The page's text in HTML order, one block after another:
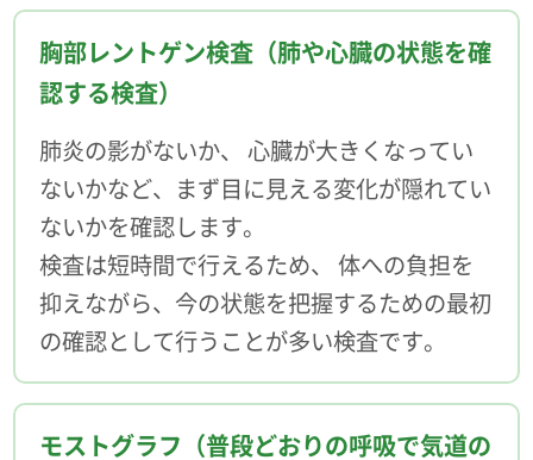
胸部レントゲン検査（肺や心臓の状態を確
認する検査）
肺炎の影がないか、 心臓が大きくなってい
ないかなど、まず目に見える変化が隠れてい
ないかを確認します。
検査は短時間で行えるため、 体への負担を
抑えながら、今の状態を把握するための最初
の確認として行うことが多い検査です。
モストグラフ（普段どおりの呼吸で気道の